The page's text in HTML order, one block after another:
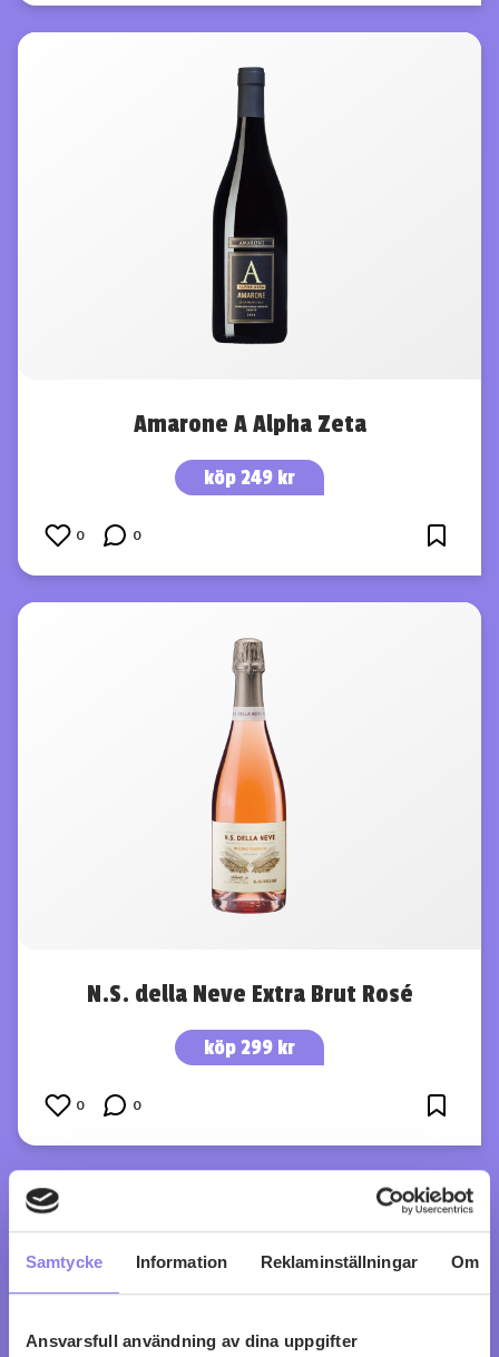
Samtycke Information Reklaminställningar Om
Ansvarsfull användning av dina uppgifter
Amarone A Alpha Zeta
köp 249 kr
0 0
N.S. della Neve Extra Brut Rosé
köp 299 kr
0 0